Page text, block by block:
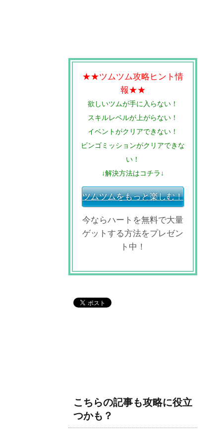
★★ツムツム攻略ヒント情
報★★
欲しいツムが手に入らない！
スキルレベルが上がらない！
イベントがクリアできない！
ビンゴミッションがクリアできな
い！
↓解決方法はコチラ↓
ツムツムをもっと楽しむ！
今ならハートを無料で大量
ゲットする方法をプレゼン
ト中！
こちらの記事も攻略に役立
つかも？